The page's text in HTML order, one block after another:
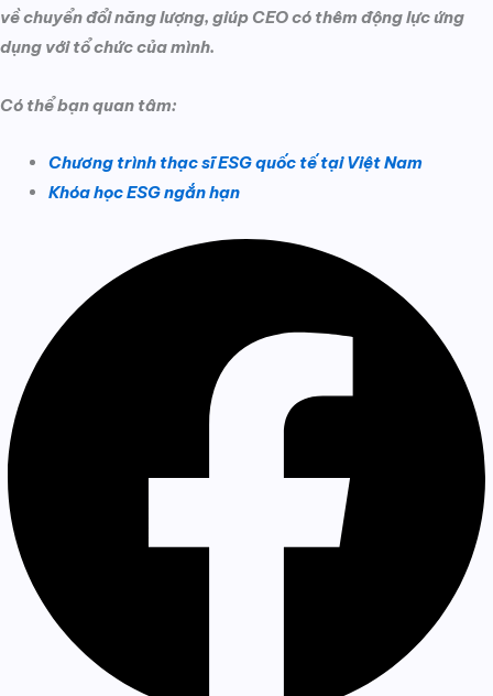
về chuyển đổi năng lượng, giúp CEO có thêm động lực ứng
dụng với tổ chức của mình.
Có thể bạn quan tâm:
Chương trình thạc sĩ ESG quốc tế tại Việt Nam
Khóa học ESG ngắn hạn